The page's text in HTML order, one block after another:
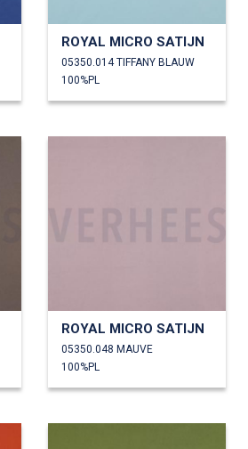
ROYAL MICRO SATIJN
05350.014 TIFFANY BLAUW
100%PL
ROYAL MICRO SATIJN
05350.048 MAUVE
100%PL